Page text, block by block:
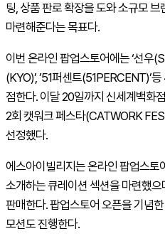
팅, 상품 판로 확장을 도와 소규모
마련해준다는 목표다.
이번 온라인 팝업스토어에는 ‘선우
(KYO)’, ’51퍼센트(51PERCENT)’
점한다. 이달 20일까지 신세계백화
2회 캣워크 페스타(CATWORK
선정했다.
에스아이빌리지는 온라인 팝업스토
소개하는 큐레이션 섹션을 마련했
판매한다. 팝업스토어 오픈을 기념
모션도 진행한다.